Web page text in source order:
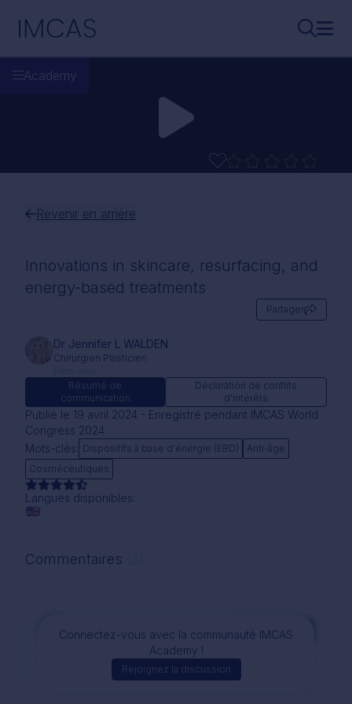
IMCAS
Academy
Revenir en arrière
Innovations in skincare, resurfacing, and
energy-based treatments
Partager
Dr Jennifer L WALDEN
Chirurgien Plasticien
Résumé de
communication
Déclaration de conflits
d'intérêts
Publié le 19 avril 2024 - Enregistré pendant IMCAS World
Congress 2024
Mots-clés: Dispositifs à base d'énérgie (EBD)
Anti-âge
Cosméceutiques
Langues disponibles:
Commentaires
Connectez-vous avec la communauté IMCAS
Academy !
Rejoignez la discussion
Commentaire